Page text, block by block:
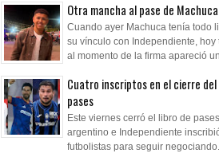
Otra mancha al pase de Machuca
Cuando ayer Machuca tenía todo
su vínculo con Independiente, hoy
al momento de la firma apareció
Cuatro inscriptos en el cierre del
pases
Este viernes cerró el libro de
argentino e Independiente
futbolistas para seguir